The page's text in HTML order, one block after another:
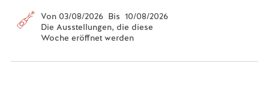
Von 03/08/2026 Bis 10/08/2026
Die Ausstellungen, die diese
Woche eröffnet werden